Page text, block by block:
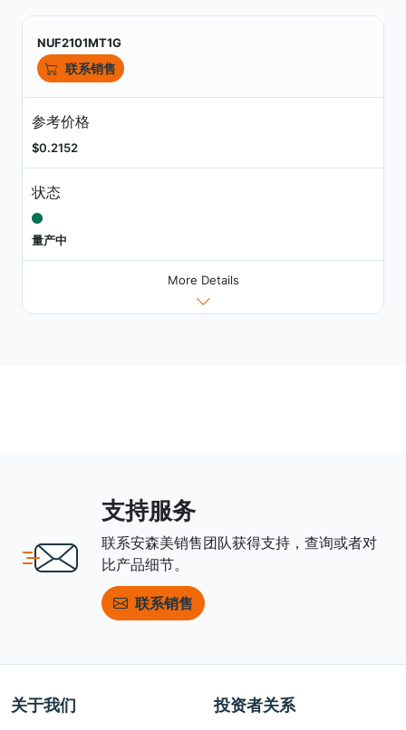
NUF2101MT1G
联系销售
参考价格
$0.2152
状态
量产中
More Details
支持服务
联系安森美销售团队获得支持，查询或者对
比产品细节。
联系销售
关于我们 投资者关系